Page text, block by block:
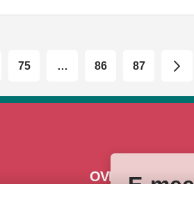
E-
75 … 86 87
OVERZICHT